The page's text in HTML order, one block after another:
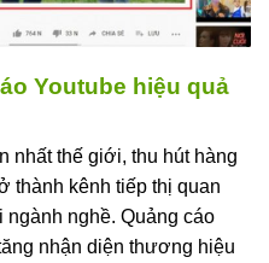
Youtube hiệu quả
nhất thế giới, thu hút hàng
thành kênh tiếp thị quan
nghề. Quảng cáo
nhận diện thương hiệu